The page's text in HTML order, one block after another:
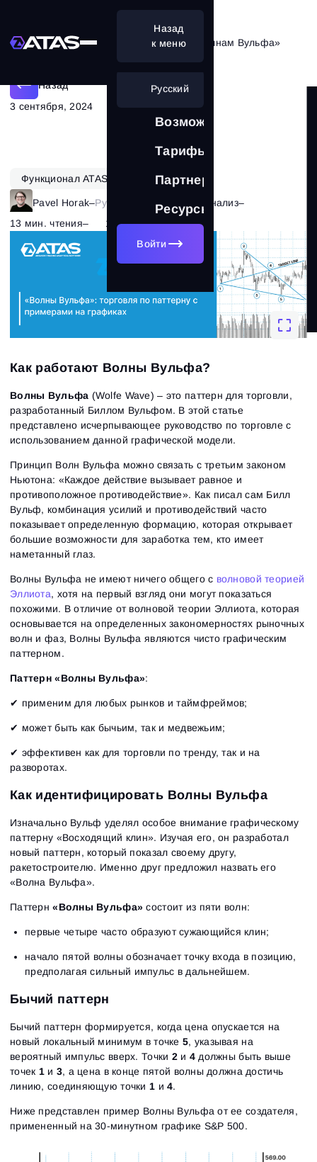
Возможности
Тарифы
Партнерам
Ресурсы
Русский
Войти
Назад
к меню
Как прибыльно торговать по «Волнам Вульфа‎»
Назад
3 сентября, 2024
Функционал ATAS
Pavel Horak–Рубрика: Технический анализ–
13 мин. чтения– 1713
Как работают Волны Вульфа?
Волны Вульфа (Wolfe Wave) – это паттерн для торговли,
разработанный Биллом Вульфом. В этой статье
представлено исчерпывающее руководство по торговле с
использованием данной графической модели.
Принцип Волн Вульфа можно связать с третьим законом
Ньютона: «Каждое действие вызывает равное и
противоположное противодействие». Как писал сам Билл
Вульф, комбинация усилий и противодействий часто
показывает определенную формацию, которая открывает
большие возможности для заработка тем, кто имеет
наметанный глаз.
Волны Вульфа не имеют ничего общего с волновой теорией
Эллиота, хотя на первый взгляд они могут показаться
похожими. В отличие от волновой теории Эллиота, которая
основывается на определенных закономерностях рыночных
волн и фаз, Волны Вульфа являются чисто графическим
паттерном.
Паттерн «Волны Вульфа‎»:
✔ применим для любых рынков и таймфреймов;
✔ может быть как бычьим, так и медвежьим;
✔ эффективен как для торговли по тренду, так и на
разворотах.
Как идентифицировать Волны Вульфа
Изначально Вульф уделял особое внимание графическому
паттерну «Восходящий клин‎». Изучая его, он разработал
новый паттерн, который показал своему другу,
ракетостроителю. Именно друг предложил назвать его
«Волна Вульфа‎».
Паттерн«Волны Вульфа‎» состоит из пяти волн:
первые четыре часто образуют сужающийся клин;
начало пятой волны обозначает точку входа в позицию,
предполагая сильный импульс в дальнейшем.
Бычий паттерн
Бычий паттерн формируется, когда цена опускается на
новый локальный минимум в точке 5, указывая на
вероятный импульс вверх. Точки 2и 4 должны быть выше
точек 1и 3, а цена в конце пятой волны должна достичь
линию, соединяющую точки 1 и4.
Ниже представлен пример Волны Вульфа от ее создателя,
примененный на 30-минутном графике S&P 500.